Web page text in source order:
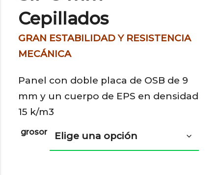
Cepillados
GRAN ESTABILIDAD Y RESISTENCIA
MECÁNICA
Panel con doble placa de OSB de 9
mm y un cuerpo de EPS en densidad
15 k/m3
grosor